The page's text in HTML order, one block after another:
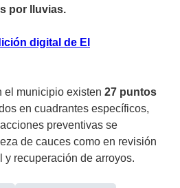
por lluvias.
digital de El
el municipio existen 27 puntos
en cuadrantes específicos,
preventivas se
de cauces como en revisión
y recuperación de arroyos.